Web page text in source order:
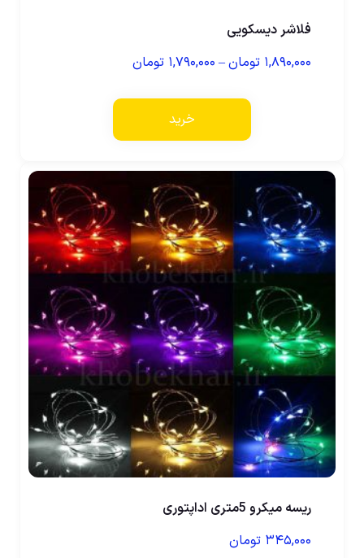
فلاشر دیسکویی
۱,۸۹۰,۰۰۰ تومان– ۱,۷۹۰,۰۰۰ تومان
خرید
ریسه میکرو 5متری اداپتوری
۳۴۵,۰۰۰ تومان